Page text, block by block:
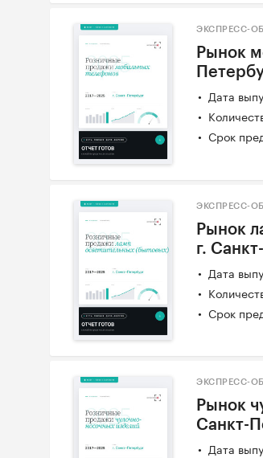
ЭКСПРЕСС-
Рынок
Дата
Срок
ЭКСПРЕСС-
Рынок
г.
Дата
Срок
ЭКСПРЕСС-
Рынок
Санкт-
Дата